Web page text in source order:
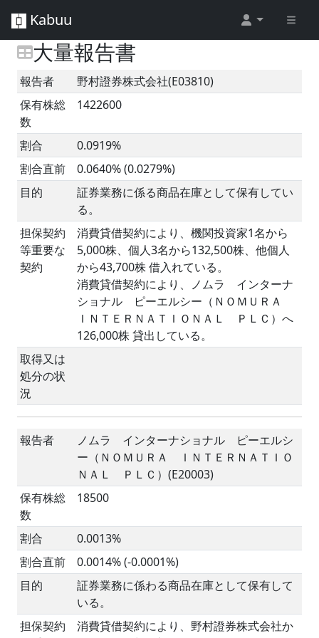
Kabuu
大量報告書
報告者
野村證券株式会社(E03810)
保有株総
数
1422600
割合
0.0919%
割合直前
0.0640% (0.0279%)
目的
証券業務に係る商品在庫として保有してい
る。
担保契約
等重要な
契約
消費貸借契約により、機関投資家1名から
5,000株、個人3名から132,500株、他個人
から43,700株 借入れている。
消費貸借契約により、ノムラ インターナ
ショナル ピーエルシー（ＮＯＭＵＲＡ
ＩＮＴＥＲＮＡＴＩＯＮＡＬ ＰＬＣ）へ
126,000株 貸出している。
取得又は
処分の状
況
報告者
ノムラ インターナショナル ピーエルシ
ー（ＮＯＭＵＲＡ ＩＮＴＥＲＮＡＴＩＯ
ＮＡＬ ＰＬＣ）(E20003)
保有株総
数
18500
割合
0.0013%
割合直前
0.0014% (-0.0001%)
目的
証券業務に係わる商品在庫として保有して
いる。
担保契約
消費貸借契約により、野村證券株式会社か